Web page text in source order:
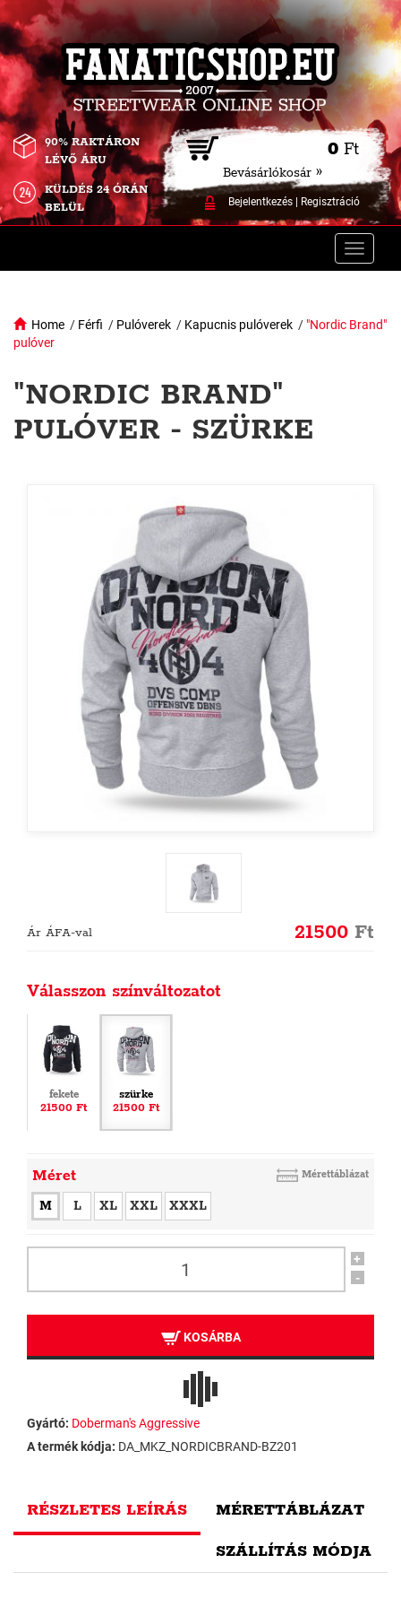
0 Ft
Bevásárlókosár »
Bejelentkezés| Regisztráció
90% RAKTÁRON
LÉVŐ ÁRU
KÜLDÉS 24 ÓRÁN
BELÜL
Toggle
Home / Férfi / Pulóverek / Kapucnis pulóverek / "Nordic Brand"
pulóver
"NORDIC BRAND"
PULÓVER - SZÜRKE
Ár ÁFA-val 21500 Ft
Válasszon színváltozatot
fekete
21500 Ft
szürke
21500 Ft
Méret Mérettáblázat
M L XL XXL XXXL
+
-
KOSÁRBA
Gyártó: Doberman's Aggressive
A termék kódja: DA_MKZ_NORDICBRAND-BZ201
RÉSZLETES LEÍRÁS MÉRETTÁBLÁZAT
SZÁLLÍTÁS MÓDJA